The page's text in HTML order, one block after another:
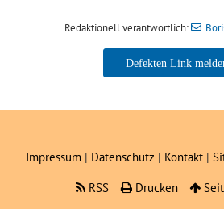
Redaktionell verantwortlich:
Boris Angerer,
Impressum | Datenschutz | Kontakt |
RSS
Drucken